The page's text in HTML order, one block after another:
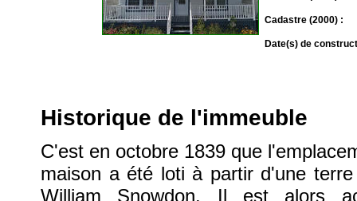
Cadastre (2000) :
Date(s) de
Historique de l'immeuble
C'est en octobre 1839 que
maison a été loti à partir d'une
William Snowdon. Il est alors